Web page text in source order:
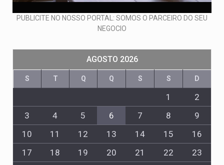
PUBLICITE NO NOSSO PORTAL: SOMOS O PARCEIRO DO SEU
NEGOCIO
AGOSTO 2026
S T Q Q S S D
1
2
3
4 5 6 7 8
9
10
11 12 13 14 15
16
17
18 19 20 21 22
23